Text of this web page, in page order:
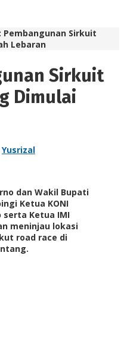
Pembangunan Sirkuit
Lebaran
Sirkuit
Dimulai
Yusrizal
dan Wakil Bupati
Ketua KONI
serta Ketua IMI
meninjau lokasi
road race di